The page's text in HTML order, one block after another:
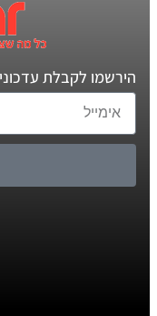
הירשמו לקבלת עדכונים